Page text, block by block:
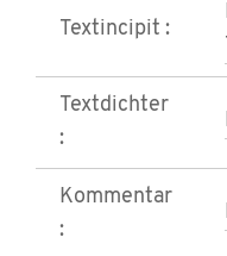
Textincipit :
Textdichter
:
Kommentar
: